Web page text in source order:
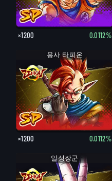
×1200 0.0112%
용사 타피온
×1200 0.0112%
일성장군